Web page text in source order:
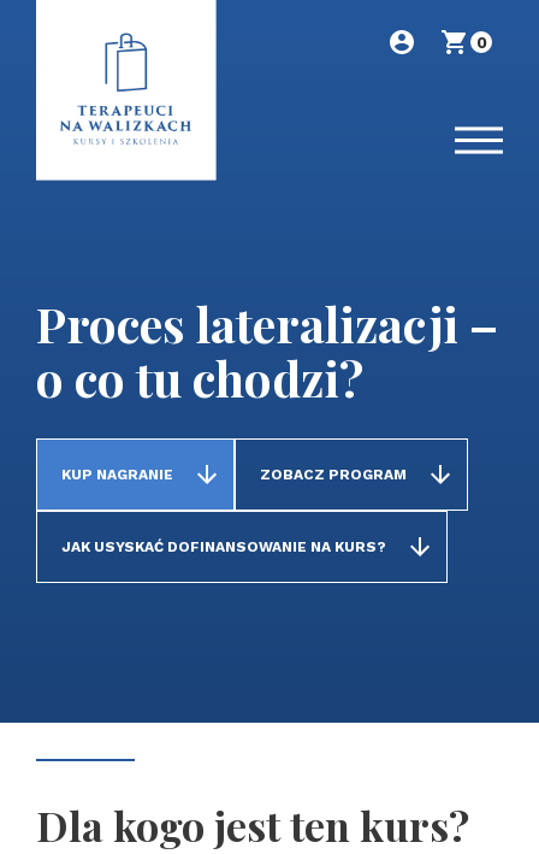
0
Proces lateralizacji –
o co tu chodzi?
KUP NAGRANIE ZOBACZ PROGRAM
JAK USYSKAĆ DOFINANSOWANIE NA KURS?
Dla kogo jest ten kurs?